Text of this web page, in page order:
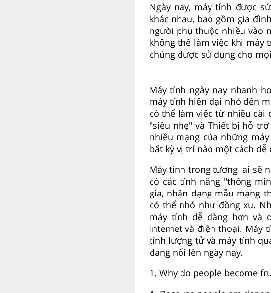
Ngày nay, máy tính được
khác nhau, bao gồm gia
người phụ thuộc nhiều vào
không thể làm việc khi máy
chúng được sử dụng cho
Máy tính ngày nay nhanh
máy tính hiện đại nhỏ đến
có thể làm việc từ nhiều cài
"siêu nhẹ" và Thiết bị hỗ
nhiều mạng của những
bất kỳ vị trí nào một cách
Máy tính trong tương lai sẽ
có các tính năng "thông
gia, nhận dạng mẫu mạng
có thể nhỏ như đồng xu.
máy tính dễ dàng hơn và
Internet và điện thoại. Máy
tính lượng tử và máy tính
đang nổi lên ngày nay.
1. Why do people become